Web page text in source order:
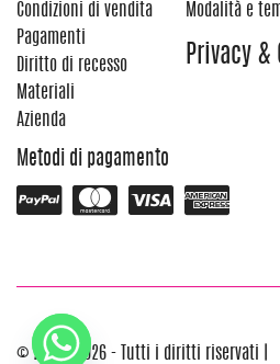
Condizioni di vendita
Pagamenti
Diritto di recesso
Materiali
Azienda
Modalità e
Privacy &
Metodi di pagamento
© 2012 - 2026 - Tutti i diritti riservati |